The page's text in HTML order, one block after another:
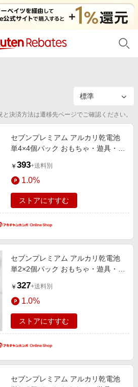
物
フ
ーン
ド分割払い
ーン
録
決済方法は遷移先ページでご確認ください。
セブンプレミアム アルカリ乾電池
単4×4個パック おもちゃ・遊具・乗
￥ 393+送料別
1.0%
ストアにすすむ
セブンプレミアム アルカリ乾電池
単2×2個パック おもちゃ・遊具・乗
￥ 327+送料別
1.0%
ストアにすすむ
セブンプレミアム アルカリ乾電池